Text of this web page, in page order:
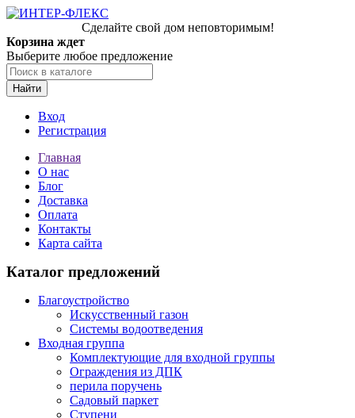
Сделайте свой дом неповторимым!
Корзина ждет
Выберите любое предложение
Найти
Вход
Регистрация
Главная
О нас
Блог
Доставка
Оплата
Контакты
Карта сайта
Каталог предложений
Благоустройство
Искусственный газон
Системы водоотведения
Входная группа
Комплектующие для входной группы
Ограждения из ДПК
перила поручень
Садовый паркет
Ступени